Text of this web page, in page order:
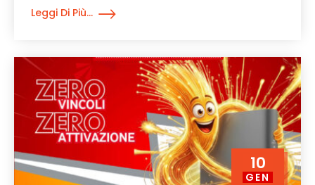
Leggi Di Più...
10
GEN